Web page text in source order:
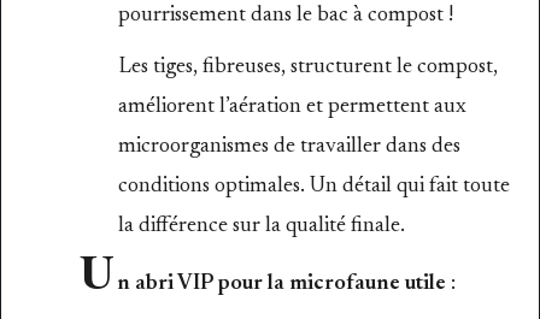
pourrissement dans le bac à compost !
Les tiges, fibreuses, structurent le compost,
améliorent l’aération et permettent aux
microorganismes de travailler dans des
conditions optimales. Un détail qui fait toute
la différence sur la qualité finale.
U n abri VIP pour la microfaune utile :